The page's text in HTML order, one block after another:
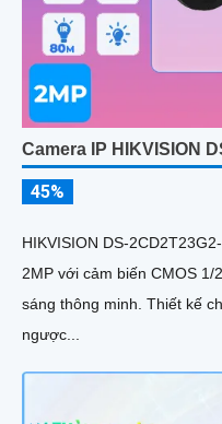
Camera IP HIKVISION
45%
HIKVISION DS-
2MP với cảm biến CMOS 1/2. 7", hồng ngoại 80m, đèn LED trợ
sáng thông minh. Thiết kế chắc chắn, hỗ trợ PoE, chống
ngược...